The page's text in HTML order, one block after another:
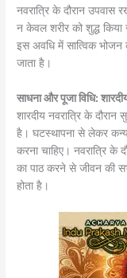
नवरात्रि के दौरान उपवास
न केवल शरीर को शुद्ध किया
इस अवधि में सात्विक भोजन
जाता है।
साधना और पूजा विधि:
शारदीय नवरात्रि के दौरान
है। घटस्थापना से लेकर
करना चाहिए। नवरात्रि के
का पाठ करने से जीवन की
होता है।